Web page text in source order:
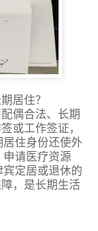
居住？
偶合法、长期
或工作签证，
住身份还使外
请医疗资源
定居或退休的
，是长期生活